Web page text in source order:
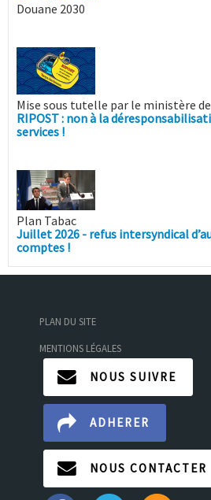
Douane 2030
Mise sous tutelle par le ministère
RIPOST : non à la
services !
Plan Tabac
Juillet 2026 - refus intersyndical
comptes !
PLAN DU SITE
MENTIONS LÉGALES
NOUS SUIVRE
ADHERER
NOUS CONTACTER